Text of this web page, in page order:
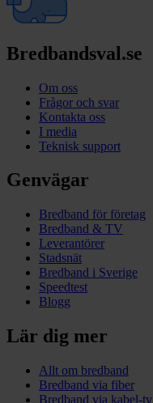
Bredbandsval.se
Om oss
Frågor och svar
Kontakta oss
I media
Teknisk support
Genvägar
Bredband för företag
Bredband & TV
Leverantörer
Stadsnät
Bredband i Sverige
Speedtest
Blogg
Lär dig mer
Allt om bredband
Bredband via fiber
Bredband via kabel-tv